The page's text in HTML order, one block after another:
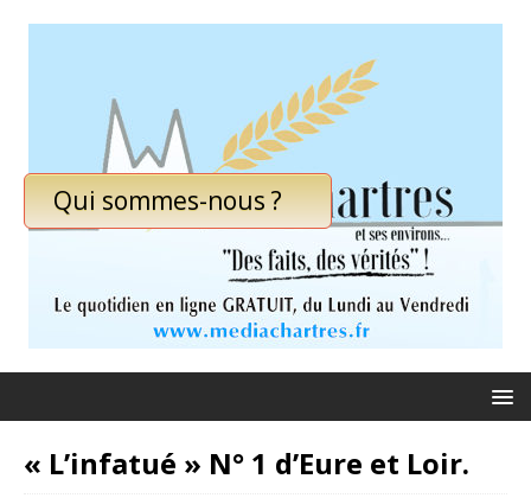
Qui sommes-nous ?
« L’infatué » N° 1 d’Eure et Loir.